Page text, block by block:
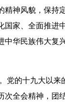
神风貌，保
家、全面推
华民族伟大
的十九大以来
全会精神，